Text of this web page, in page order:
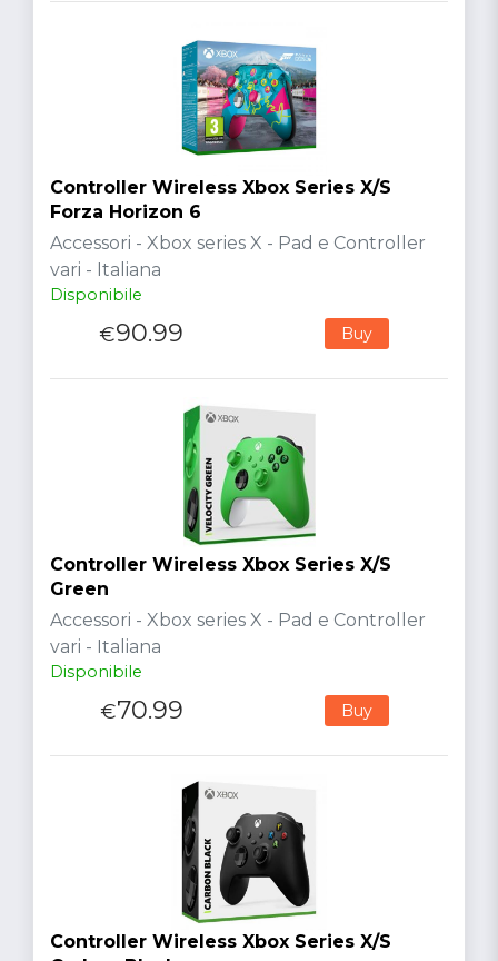
Controller Wireless Xbox Series X/S
Forza Horizon 6
Accessori - Xbox series X - Pad e Controller
vari - Italiana
Disponibile
€90.99 Buy
Controller Wireless Xbox Series X/S
Green
Accessori - Xbox series X - Pad e Controller
vari - Italiana
Disponibile
€70.99 Buy
Controller Wireless Xbox Series X/S